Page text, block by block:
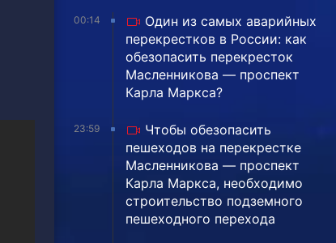
00:14
Один из самых аварийных
перекрестков в России: как
обезопасить перекресток
Масленникова — проспект
Карла Маркса?
23:59
Чтобы обезопасить
пешеходов на перекрестке
Масленникова — проспект
Карла Маркса, необходимо
строительство подземного
пешеходного перехода